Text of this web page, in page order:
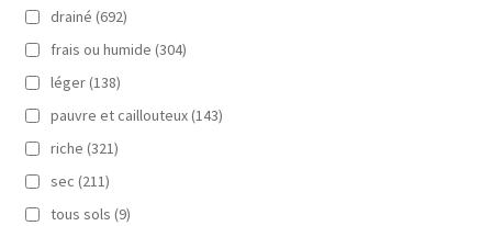
drainé (692)
frais ou humide (304)
léger (138)
pauvre et caillouteux (143)
riche (321)
sec (211)
tous sols (9)